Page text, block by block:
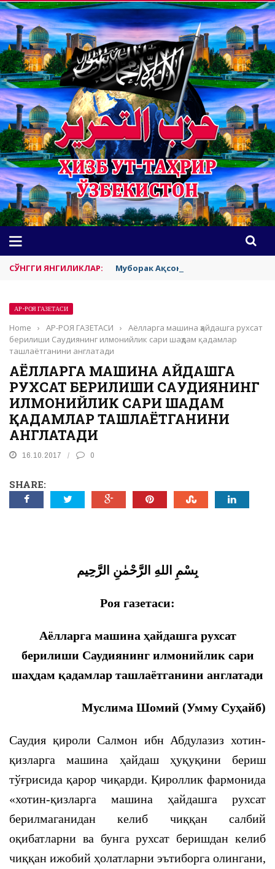
СЎНГГИ ЯНГИЛИКЛАР: Муборак Ақсонинг яҳудийлардан
АР-РОЯ ГАЗЕТАСИ
Home › АР-РОЯ ГАЗЕТАСИ ›
Аёлларга машина ҳайдашга рухсат
берилиши Саудиянинг илмонийлик сари шаҳдам қадамлар
ташлаётганини англатади
АЁЛЛАРГА МАШИНА ҲАЙДАШГА
РУХСАТ БЕРИЛИШИ САУДИЯНИНГ
ИЛМОНИЙЛИК САРИ ШАҲДАМ
ҚАДАМЛАР ТАШЛАЁТГАНИНИ
АНГЛАТАДИ
16.10.2017 0
SHARE:
بِسْمِ اللهِ الرَّحْمٰنِ الرَّحِيم
Роя газетаси:
Аёлларга машина ҳайдашга рухсат
берилиши Саудиянинг илмонийлик сари
шаҳдам қадамлар ташлаётганини англатади
Муслима Шомий (Умму Суҳайб)
Саудия қироли Салмон ибн Абдулазиз хотин-
қизларга машина ҳайдаш ҳуқуқини бериш
тўғрисида қарор чиқарди. Қироллик фармонида
«хотин-қизларга машина ҳайдашга рухсат
берилмаганидан келиб чиққан салбий
оқибатларни ва бунга рухсат беришдан келиб
чиққан ижобий ҳолатларни эътиборга олингани,